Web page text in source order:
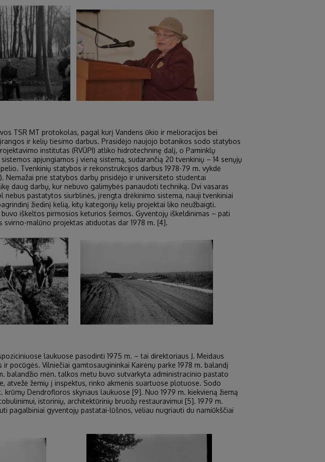
TSR MT protokolas, pagal kurį Vandens ūkio ir melioracijos bei
ir kelių tiesimo darbus. Prasidėjo naujojo botanikos sodo statybos
institutas (RVŪPI) atliko hidrotechninę dalį, o Paminklų
apjungiamos į vieną sistemą, sudarančią 20 tvenkinių – 14 senųjų
Tvenkinių statybos ir rekonstrukcijos darbus 1978-79 m. vykdė
Nemažai prie statybos darbų prisidėjo ir universiteto studentai
daug darbų, kur nebuvo galimybės panaudoti techniką. Dvi vasaras
pastatytos siurblinės, įrengta drėkinimo sistema, nauji tvenkiniai
žiedinį kelią, kitų kategorijų kelių projektai liko neužbaigti.
iškeltos pirmosios keturios šeimos. Gyventojų iškeldinimas – pati
malūno projektas atiduotas dar 1978 m. [4].
laukuose pasodinti 1975 m. – tai direktoriaus J. Meidaus
Vilniečiai gamtosaugininkai Kairėnų parke 1978 m. balandį
balandžio mėn. talkos metu buvo sutvarkyta administracinio pastato
atvežė žemių į inspektus, rinko akmenis suartuose plotuose. Sodo
Dendrofloros skyriaus laukuose [9]. Nuo 1979 m. kiekvieną žiemą
istorinių, architektūrinių bruožų restauravimui [5]. 1979 m.
pagalbiniai gyventojų pastatai-lūšnos, vėliau nugriauti du namiūkščiai